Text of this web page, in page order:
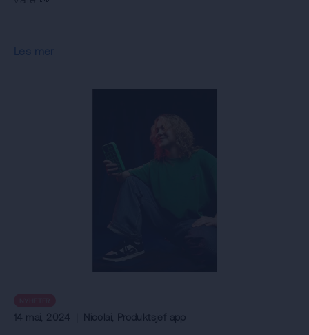
Les mer
14 mai, 2024 | Nicolai , Produktsjef app